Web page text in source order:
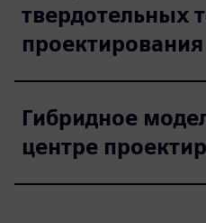
твердотельных
проектирования
Гибридное
центре